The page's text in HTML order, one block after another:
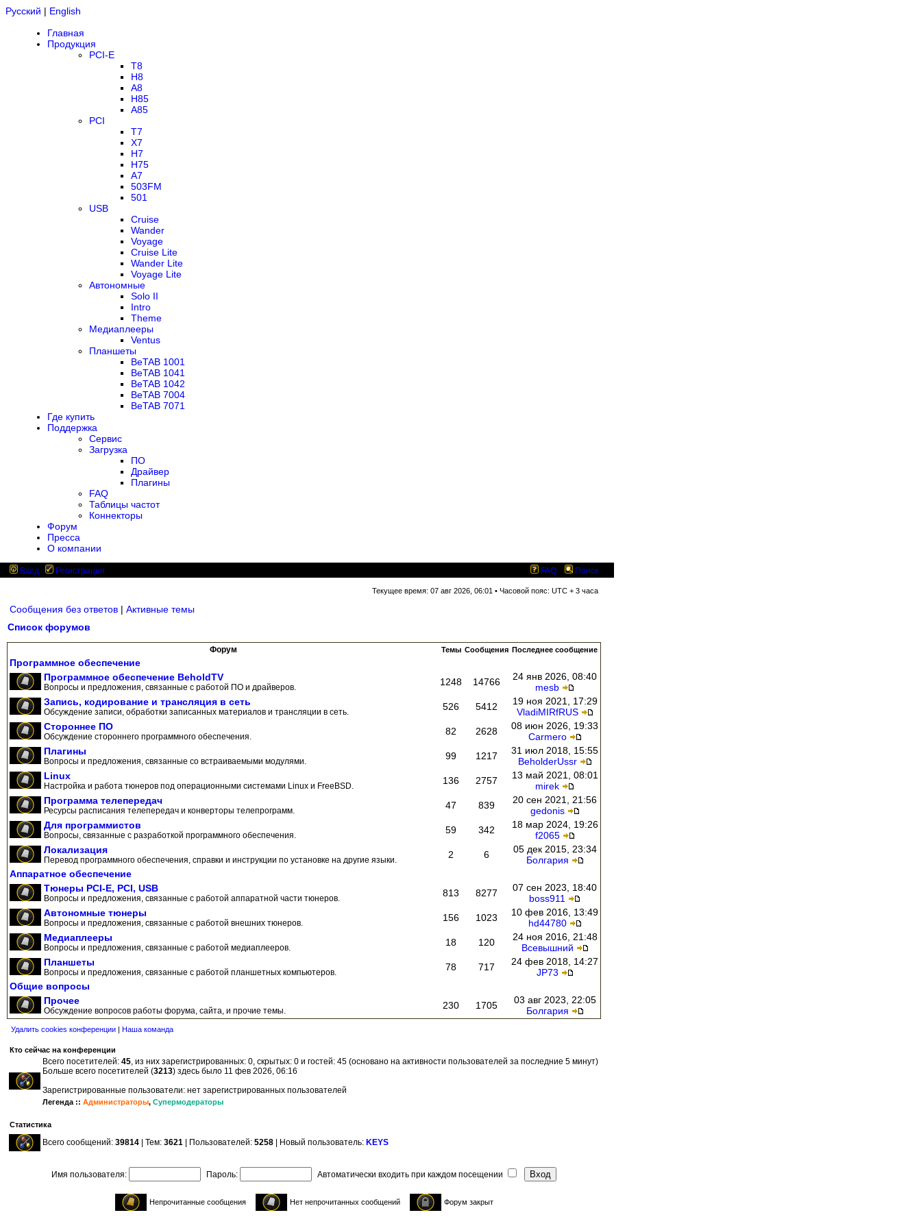
Русский | English
Главная
Продукция
PCI-E
T8
H8
A8
H85
A85
PCI
T7
X7
H7
H75
A7
503FM
501
USB
Cruise
Wander
Voyage
Cruise Lite
Wander Lite
Voyage Lite
Автономные
Solo II
Intro
Theme
Медиаплееры
Ventus
Планшеты
BeTAB 1001
BeTAB 1041
BeTAB 1042
BeTAB 7004
BeTAB 7071
Где купить
Поддержка
Сервис
Загрузка
ПО
Драйвер
Плагины
FAQ
Таблицы частот
Коннекторы
Форум
Пресса
О компании
Вход Регистрация FAQ Поиск
Текущее время: 07 авг 2026, 06:01 • Часовой пояс: UTC + 3 часа
Сообщения без ответов | Активные темы
Список форумов
Форум Темы Сообщения Последнее сообщение
Программное обеспечение
Программное обеспечение BeholdTV
Вопросы и предложения, связанные с работой ПО и драйверов. 1248 14766
24 янв 2026, 08:40
mesb
Запись, кодирование и трансляция в сеть
Обсуждение записи, обработки записанных материалов и трансляции в сеть. 526 5412
19 ноя 2021, 17:29
VladiMIRfRUS
Стороннее ПО
Обсуждение стороннего программного обеспечения. 82 2628
08 июн 2026, 19:33
Carmero
Плагины
Вопросы и предложения, связанные со встраиваемыми модулями. 99 1217
31 июл 2018, 15:55
BeholderUssr
Linux
Настройка и работа тюнеров под операционными системами Linux и FreeBSD. 136 2757
13 май 2021, 08:01
mirek
Программа телепередач
Ресурсы расписания телепередач и конверторы телепрограмм. 47 839
20 сен 2021, 21:56
gedonis
Для программистов
Вопросы, связанные с разработкой программного обеспечения. 59 342
18 мар 2024, 19:26
f2065
Локализация
Перевод программного обеспечения, справки и инструкции по установке на другие языки. 2 6
05 дек 2015, 23:34
Болгария
Аппаратное обеспечение
Тюнеры PCI-E, PCI, USB
Вопросы и предложения, связанные с работой аппаратной части тюнеров. 813 8277
07 сен 2023, 18:40
boss911
Автономные тюнеры
Вопросы и предложения, связанные с работой внешних тюнеров. 156 1023
10 фев 2016, 13:49
hd44780
Медиаплееры
Вопросы и предложения, связанные с работой медиаплееров. 18 120
24 ноя 2016, 21:48
Всевышний
Планшеты
Вопросы и предложения, связанные с работой планшетных компьютеров. 78 717
24 фев 2018, 14:27
JP73
Общие вопросы
Прочее
Обсуждение вопросов работы форума, сайта, и прочие темы. 230 1705
03 авг 2023, 22:05
Болгария
Удалить cookies конференции | Наша команда
Кто сейчас на конференции
Всего посетителей: 45, из них зарегистрированных: 0, скрытых: 0 и гостей: 45 (основано на активности пользователей за последние 5 минут)
Больше всего посетителей (3213) здесь было 11 фев 2026, 06:16
Зарегистрированные пользователи: нет зарегистрированных пользователей
Легенда :: Администраторы, Супермодераторы
Статистика
Всего сообщений: 39814 | Тем: 3621 | Пользователей: 5258 | Новый пользователь: KEYS
Имя пользователя: Пароль: Автоматически входить при каждом посещении
Непрочитанные сообщения Нет непрочитанных сообщений Форум закрыт